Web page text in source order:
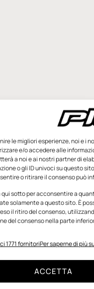
le migliori esperienze, noi e i
e/o accedere alle
a noi e ai nostri partner di
o gli ID univoci su questo
o ritirare il consenso può
sotto per acconsentire a
solamente a questo sito. È
il ritiro del consenso,
del consenso nella parte
1771 fornitoriPer saperne di più
ACCETTA